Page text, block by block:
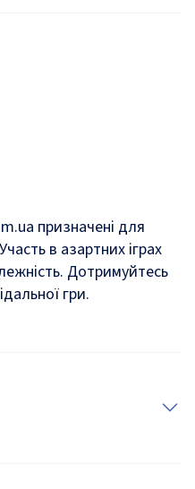
призначені для
в азартних іграх
Дотримуйтесь
гри.